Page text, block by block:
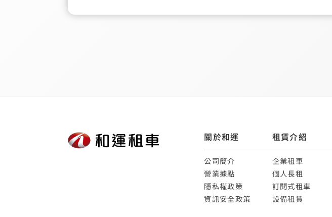
關於和運
公司簡介
營業據點
隱私權政策
資訊安全政策
租賃介紹
企業租車
個人長租
訂閱式租車
設備租賃